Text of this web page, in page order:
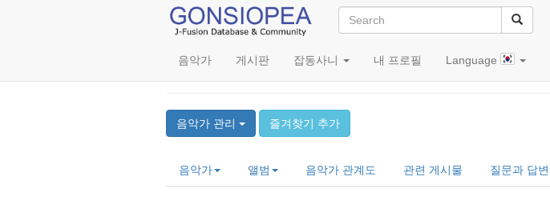
음악가 게시판 잡동사니 내 프로필 Language
Horii Katsumi Project (堀井勝美プロジェクト)
음악가 관리 즐겨찾기 추가
음악가 앨범 음악가 관계도 관련 게시물 질문과 답변